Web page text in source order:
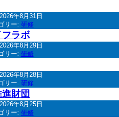
2026年8月31日
リー: 研修
ラボ
2026年8月29日
リー: 研修
2026年8月28日
リー: 研修
財団
2026年8月25日
リー: 研修